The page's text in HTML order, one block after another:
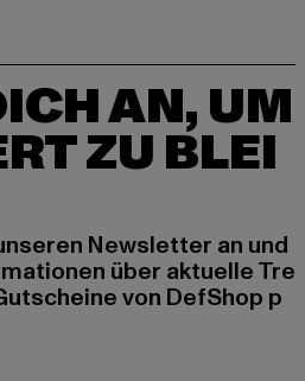
AN, UM
ZU BLEI
Newsletter an und
über aktuelle Tre
von DefShop p